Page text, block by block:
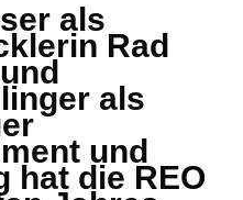
als
Rad
als
und
hat die REO